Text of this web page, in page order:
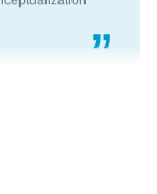
編来た
2023/03/27